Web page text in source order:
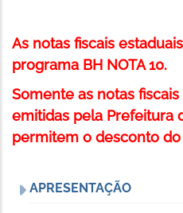
As notas fiscais
programa BH NOTA 10.
Somente as notas
emitidas pela Prefeitura
permitem o desconto
APRESENTAÇÃO